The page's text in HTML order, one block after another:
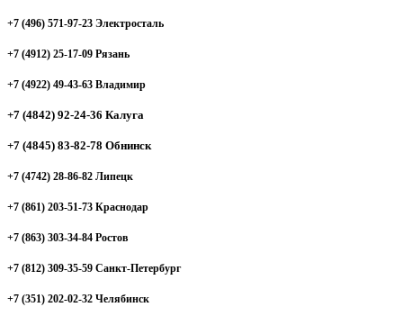
+7 (496) 571-97-23 Электросталь
+7 (4912) 25-17-09 Рязань
+7 (4922) 49-43-63 Владимир
+7 (4842) 92-24-36 Калуга
+7 (4845) 83-82-78 Обнинск
+7 (4742) 28-86-82 Липецк
+7 (861) 203-51-73 Краснодар
+7 (863) 303-34-84 Ростов
+7 (812) 309-35-59 Санкт-Петербург
+7 (351) 202-02-32 Челябинск